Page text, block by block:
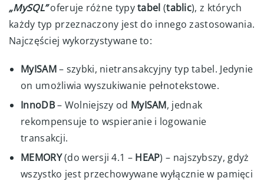
„MySQL”oferuje różne typytabel (tablic), z których
każdy typ przeznaczony jest do innego zastosowania.
Najczęściej wykorzystywane to:
MyISAM– szybki, nietransakcyjny typ tabel. Jedynie
on umożliwia wyszukiwanie pełnotekstowe.
InnoDB– Wolniejszy od MyISAM, jednak
rekompensuje to wspieranie i logowanie
transakcji.
MEMORY(do wersji 4.1 – HEAP) – najszybszy, gdyż
wszystko jest przechowywane wyłącznie w pamięci